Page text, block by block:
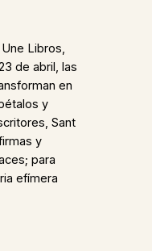
Libros,
de abril, las
en
y
Sant
y
para
efímera